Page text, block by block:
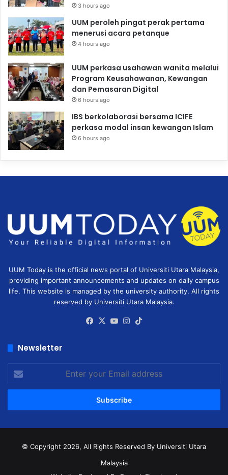
3 hours ago
UUM peroleh pingat perak pertama
menerusi acara petanque
4 hours ago
UUM perkasa usahawan wanita melalui
Program Keusahawanan, Kewangan
dan Pemasaran Digital
6 hours ago
IBS berkolaborasi bersama ICIFE
perkasa modal insan kewangan Islam
6 hours ago
UUM Today is the official news portal of Universiti Utara Malaysia,
providing important announcements and updates on daily campus
life. This website is managed by the university authority. All rights
reserved by Universiti Utara Malaysia.
Facebook
X YouTubeInstagram
Newsletter
your
Email
© Copyright 2026, All Rights Reserved By Universiti Utara
Malaysia